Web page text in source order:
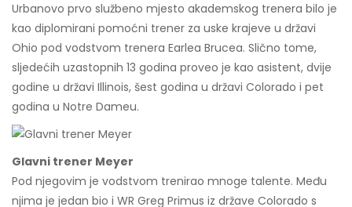
Urbanovo prvo službeno mjesto akademskog trenera bilo je
kao diplomirani pomoćni trener za uske krajeve u državi
Ohio pod vodstvom trenera Earlea Brucea. Slično tome,
sljedećih uzastopnih 13 godina proveo je kao asistent, dvije
godine u državi Illinois, šest godina u državi Colorado i pet
godina u Notre Dameu.
Glavni trener Meyer
Pod njegovim je vodstvom trenirao mnoge talente. Među
njima je jedan bio i WR Greg Primus iz države Colorado s